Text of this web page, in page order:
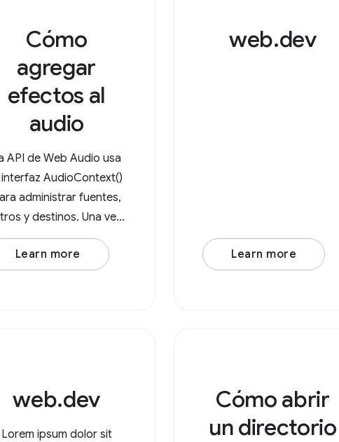
Cómo
agregar
efectos al
audio
API de Web Audio usa
interfaz AudioContext()
administrar fuentes,
y destinos. Una vez
que creaste un nuevo
AudioContext(), crea un
Learn more
web.dev
Learn more
web.dev
Lorem ipsum dolor sit
Cómo abrir
un directorio